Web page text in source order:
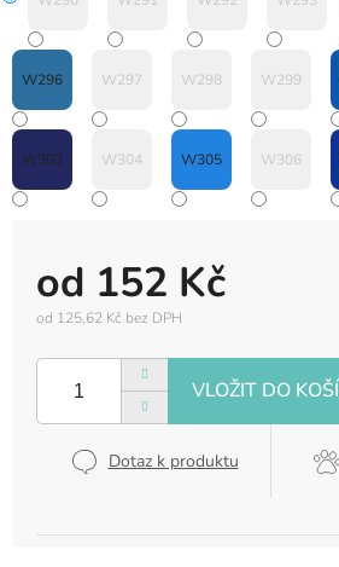
od 152 Kč
od 125,62 Kč bez DPH
cena:
Dotaz k produktu
W296 W297 W298 W299
W303 W304 W305 W306